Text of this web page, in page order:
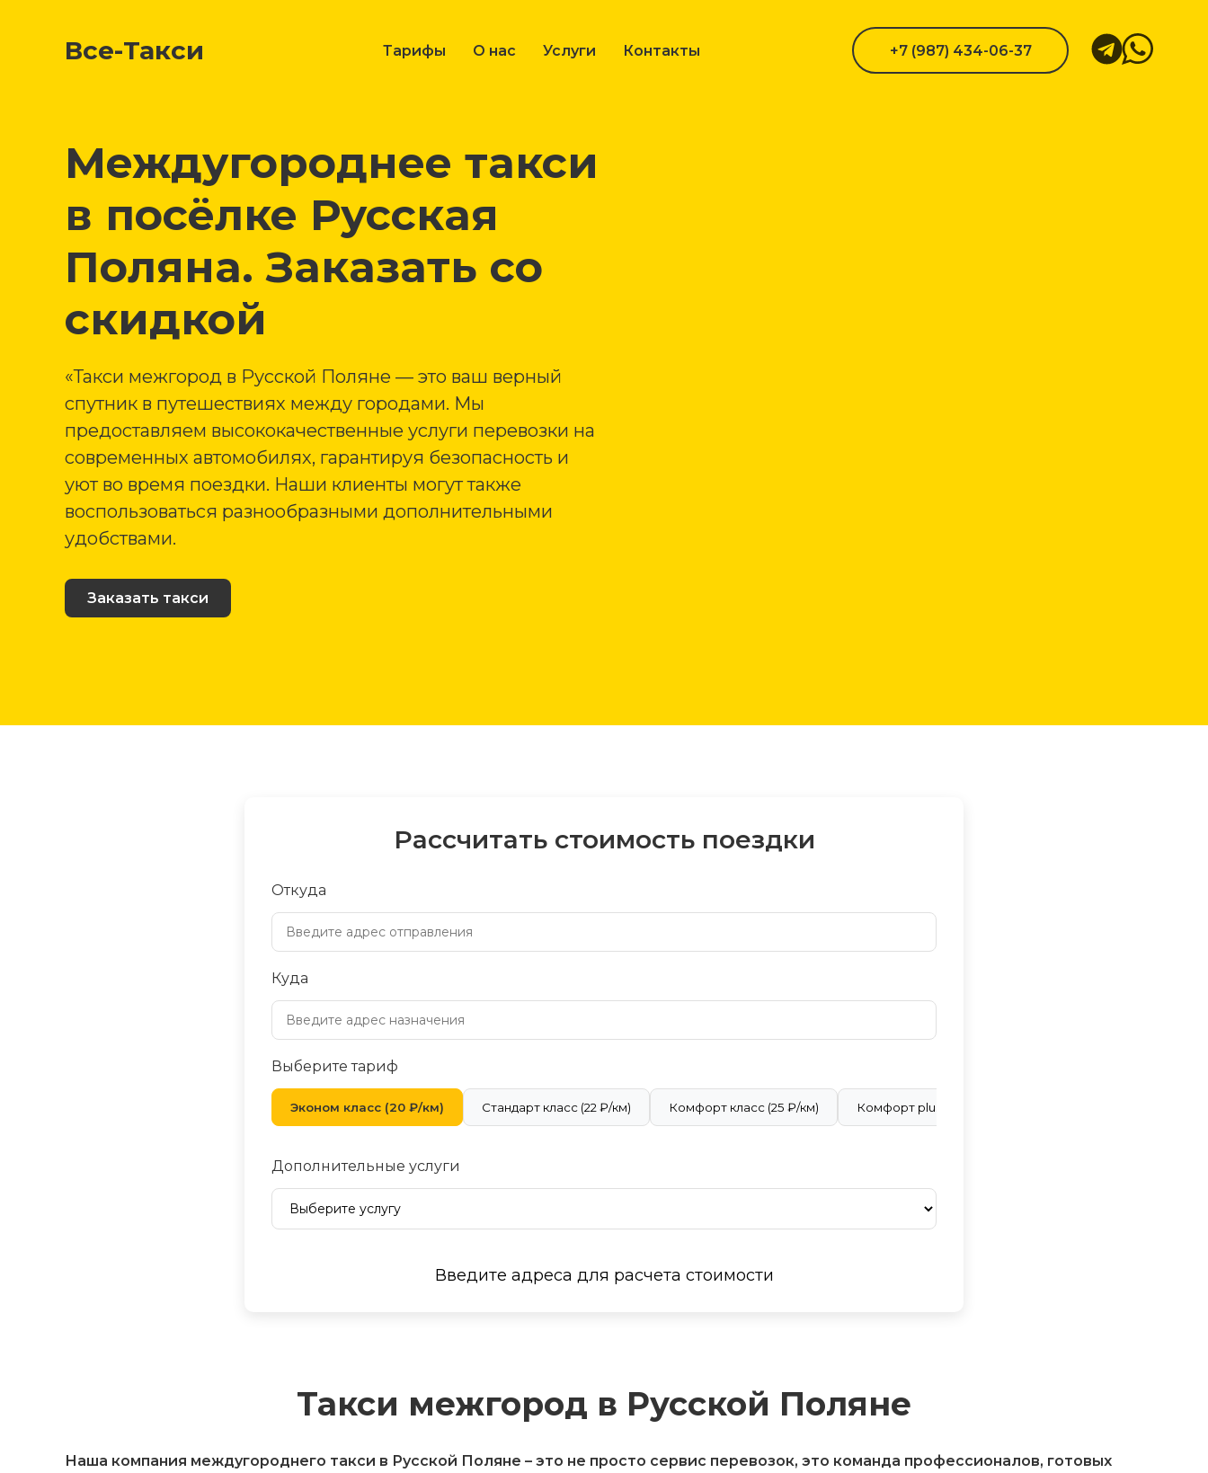
Все-Такси Тарифы О нас Услуги Контакты +7 (987) 434-06-37
Междугороднее такси
в посёлке Русская
Поляна. Заказать со
скидкой
«Такси межгород в Русской Поляне — это ваш верный
спутник в путешествиях между городами. Мы
предоставляем высококачественные услуги перевозки на
современных автомобилях, гарантируя безопасность и
уют во время поездки. Наши клиенты могут также
воспользоваться разнообразными дополнительными
удобствами.
Заказать такси
Рассчитать стоимость поездки
Откуда
Куда
Выберите тариф
Эконом класс (20 ₽/км) Стандарт класс (22 ₽/км) Комфорт класс (25 ₽/км) Комфорт plus (28 ₽/км)
Дополнительные услуги
Введите адреса для расчета стоимости
Такси межгород в Русской Поляне
Наша компания междугороднего такси в Русской Поляне – это не просто сервис перевозок, это команда профессионалов, готовых